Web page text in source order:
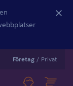
Företag / Privat